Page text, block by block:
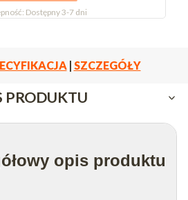
Dostępny 3-7 dni
| SZCZEGÓŁY
PRODUKTU
opis produktu